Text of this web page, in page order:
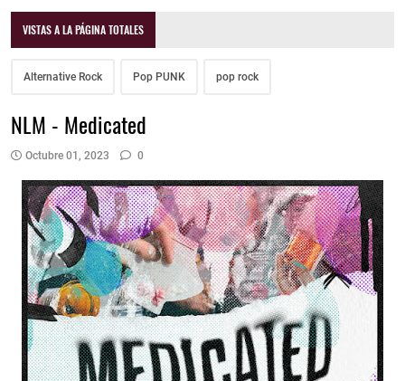
VISTAS A LA PÁGINA TOTALES
Alternative Rock Pop PUNK pop rock
NLM - Medicated
Octubre 01, 2023 0